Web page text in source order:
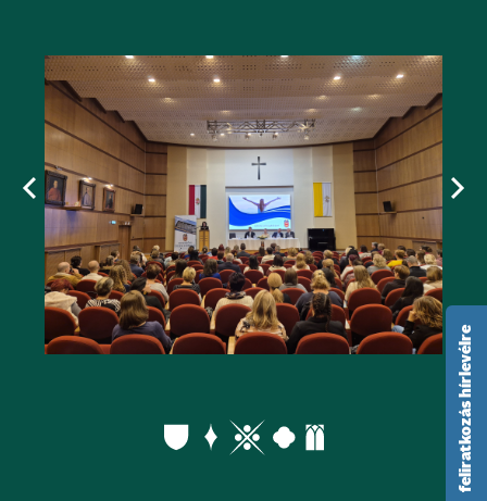
feliratkozás hírlevélre